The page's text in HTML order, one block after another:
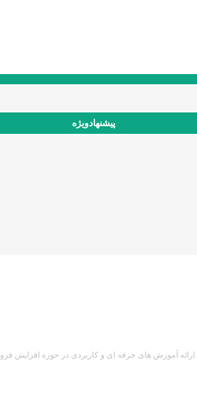
پیشنهادویژه
آموزش های حرفه ای و کاربردی در حوزه افزایش